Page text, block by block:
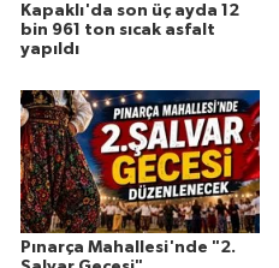
Kapaklı'da son üç ayda 12
bin 961 ton sıcak asfalt
yapıldı
Pınarça Mahallesi'nde "2.